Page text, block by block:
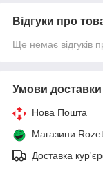
Відгуки про
Ще немає відгуків
Умови доставки
Нова Пошта
Магазини
Доставка